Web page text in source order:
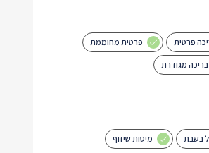
פרטית פרטית מחוממת
בריכה מגודרת
בשבת מיטות שיזוף